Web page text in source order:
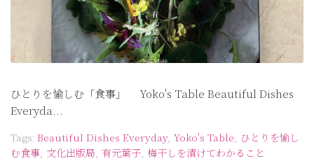
ひとりを愉しむ「食事」 Yoko's Table Beautiful Dishes
Everyda...
Tags: Beautiful Dishes Everyday, Yoko's Table, ひとりを愉し
む食事, 文化出版局, 有元葉子, 梅干しを漬けてわかること